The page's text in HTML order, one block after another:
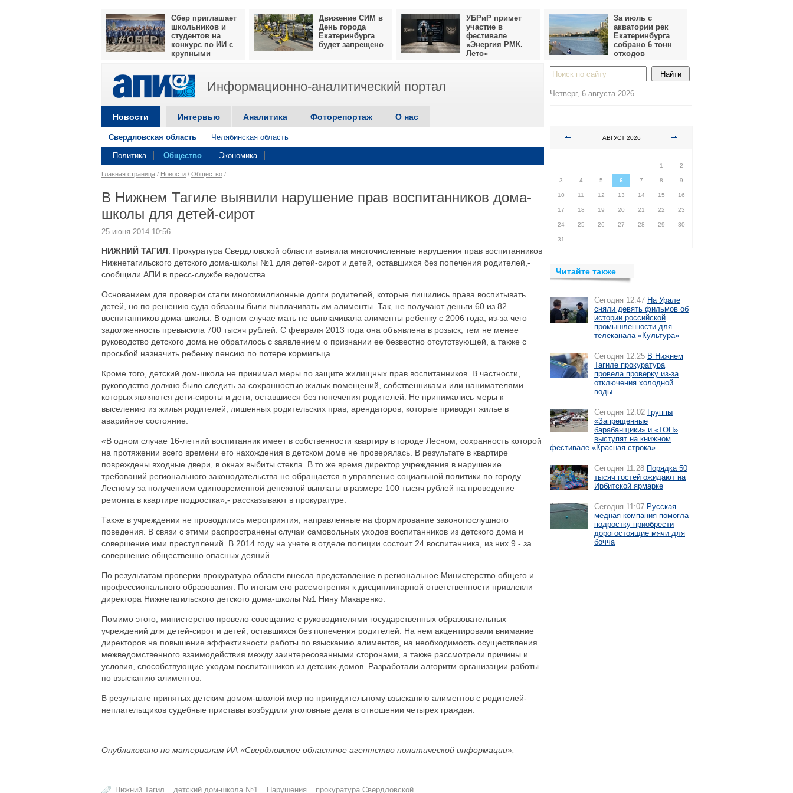
Сбер приглашает
школьников и
студентов на
конкурс по ИИ с
крупными
Движение СИМ в
День города
Екатеринбурга
будет запрещено
УБРиР примет
участие в
фестивале
«Энергия РМК.
Лето»
За июль с
акватории рек
Екатеринбурга
собрано 6 тонн
отходов
Информационно-аналитический портал
Новости Интервью Аналитика Фоторепортаж О нас
Свердловская область Челябинская область
Политика Общество Экономика
Главная страница / Новости / Общество /
В Нижнем Тагиле выявили нарушение прав воспитанников дома-
школы для детей-сирот
25 июня 2014 10:56
НИЖНИЙ ТАГИЛ . Прокуратура Свердловской области выявила многочисленные нарушения прав воспитанников
Нижнетагильского детского дома-школы №1 для детей-сирот и детей, оставшихся без попечения родителей,-
сообщили АПИ в пресс-службе ведомства.
Основанием для проверки стали многомиллионные долги родителей, которые лишились права воспитывать
детей, но по решению суда обязаны были выплачивать им алименты. Так, не получают деньги 60 из 82
воспитанников дома-школы. В одном случае мать не выплачивала алименты ребенку с 2006 года, из-за чего
задолженность превысила 700 тысяч рублей. С февраля 2013 года она объявлена в розыск, тем не менее
руководство детского дома не обратилось с заявлением о признании ее безвестно отсутствующей, а также с
просьбой назначить ребенку пенсию по потере кормильца.
Кроме того, детский дом-школа не принимал меры по защите жилищных прав воспитанников. В частности,
руководство должно было следить за сохранностью жилых помещений, собственниками или нанимателями
которых являются дети-сироты и дети, оставшиеся без попечения родителей. Не принимались меры к
выселению из жилья родителей, лишенных родительских прав, арендаторов, которые приводят жилье в
аварийное состояние.
«В одном случае 16-летний воспитанник имеет в собственности квартиру в городе Лесном, сохранность которой
на протяжении всего времени его нахождения в детском доме не проверялась. В результате в квартире
повреждены входные двери, в окнах выбиты стекла. В то же время директор учреждения в нарушение
требований регионального законодательства не обращается в управление социальной политики по городу
Лесному за получением единовременной денежной выплаты в размере 100 тысяч рублей на проведение
ремонта в квартире подростка»,- рассказывают в прокуратуре.
Также в учреждении не проводились мероприятия, направленные на формирование законопослушного
поведения. В связи с этими распространены случаи самовольных уходов воспитанников из детского дома и
совершение ими преступлений. В 2014 году на учете в отделе полиции состоит 24 воспитанника, из них 9 - за
совершение общественно опасных деяний.
По результатам проверки прокуратура области внесла представление в региональное Министерство общего и
профессионального образования. По итогам его рассмотрения к дисциплинарной ответственности привлекли
директора Нижнетагильского детского дома-школы №1 Нину Макаренко.
Помимо этого, министерство провело совещание с руководителями государственных образовательных
учреждений для детей-сирот и детей, оставшихся без попечения родителей. На нем акцентировали внимание
директоров на повышение эффективности работы по взысканию алиментов, на необходимость осуществления
межведомственного взаимодействия между заинтересованными сторонами, а также рассмотрели причины и
условия, способствующие уходам воспитанников из детских-домов. Разработали алгоритм организации работы
по взысканию алиментов.
В результате принятых детским домом-школой мер по принудительному взысканию алиментов с родителей-
неплательщиков судебные приставы возбудили уголовные дела в отношении четырех граждан.
Опубликовано по материалам ИА «Свердловское областное агентство политической информации».
Нижний Тагил детский дом-школа №1 Нарушения прокуратура Свердловской
Четверг, 6 августа 2026
АВГУСТ 2026
1
2
3 4 5 6 7 8 9
10 11 12 13 14 15 16
17 18 19 20 21 22 23
24 25 26 27 28 29 30
31
Читайте также
Сегодня 12:47 На Урале
сняли девять фильмов об
истории российской
промышленности для
телеканала «Культура»
Сегодня 12:25 В Нижнем
Тагиле прокуратура
провела проверку из-за
отключения холодной
воды
Сегодня 12:02 Группы
«Запрещенные
барабанщики» и «ТОП»
выступят на книжном
фестивале «Красная строка»
Сегодня 11:28 Порядка 50
тысяч гостей ожидают на
Ирбитской ярмарке
Сегодня 11:07 Русская
медная компания помогла
подростку приобрести
дорогостоящие мячи для
бочча